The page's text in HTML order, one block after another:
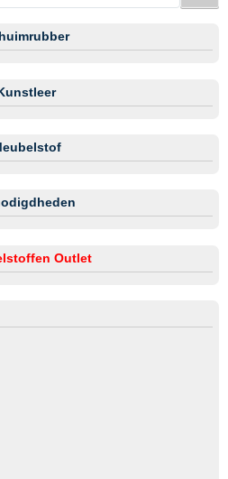
Outlet